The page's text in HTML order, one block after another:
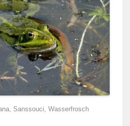
, Sanssouci Wasserfrosch